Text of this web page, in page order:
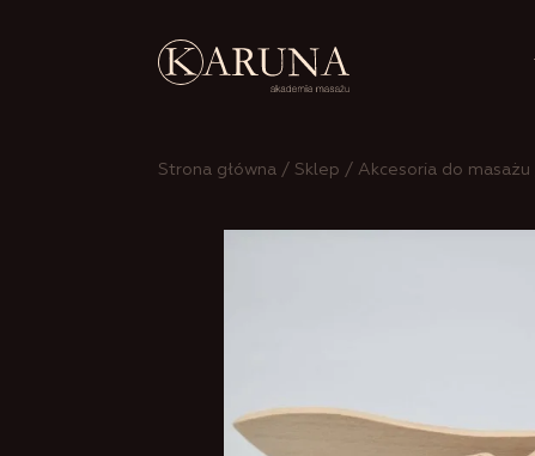
Strona główna / Sklep / Akcesoria do masażu